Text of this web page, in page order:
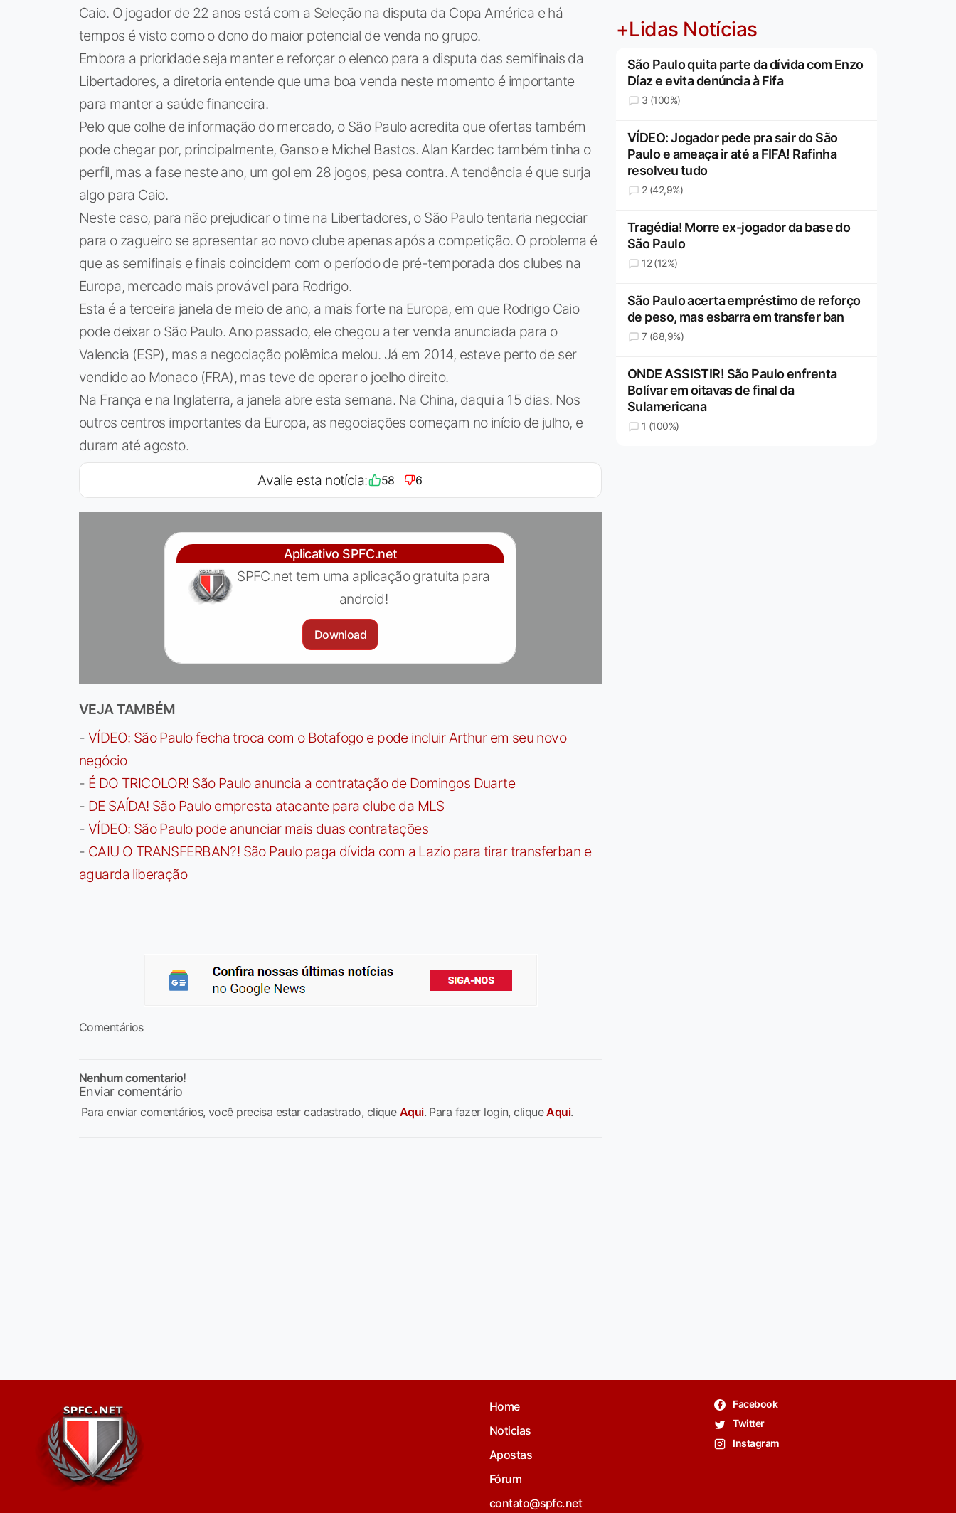
Caio. O jogador de 22 anos está com a Seleção na disputa da Copa América e há
tempos é visto como o dono do maior potencial de venda no grupo.
Embora a prioridade seja manter e reforçar o elenco para a disputa das semifinais da
Libertadores, a diretoria entende que uma boa venda neste momento é importante
para manter a saúde financeira.
Pelo que colhe de informação do mercado, o São Paulo acredita que ofertas também
pode chegar por, principalmente, Ganso e Michel Bastos. Alan Kardec também tinha o
perfil, mas a fase neste ano, um gol em 28 jogos, pesa contra. A tendência é que surja
algo para Caio.
Neste caso, para não prejudicar o time na Libertadores, o São Paulo tentaria negociar
para o zagueiro se apresentar ao novo clube apenas após a competição. O problema é
que as semifinais e finais coincidem com o período de pré-temporada dos clubes na
Europa, mercado mais provável para Rodrigo.
Esta é a terceira janela de meio de ano, a mais forte na Europa, em que Rodrigo Caio
pode deixar o São Paulo. Ano passado, ele chegou a ter venda anunciada para o
Valencia (ESP), mas a negociação polêmica melou. Já em 2014, esteve perto de ser
vendido ao Monaco (FRA), mas teve de operar o joelho direito.
Na França e na Inglaterra, a janela abre esta semana. Na China, daqui a 15 dias. Nos
outros centros importantes da Europa, as negociações começam no início de julho, e
duram até agosto.
Avalie esta notícia: 58 6
Aplicativo SPFC.net
SPFC.net tem uma aplicação gratuita para
android!
Download
VEJA TAMBÉM
- VÍDEO: São Paulo fecha troca com o Botafogo e pode incluir Arthur em seu novo
negócio
- É DO TRICOLOR! São Paulo anuncia a contratação de Domingos Duarte
- DE SAÍDA! São Paulo empresta atacante para clube da MLS
- VÍDEO: São Paulo pode anunciar mais duas contratações
- CAIU O TRANSFERBAN?! São Paulo paga dívida com a Lazio para tirar transferban e
aguarda liberação
Comentários
Nenhum comentario!
Enviar comentário
Para enviar comentários, você precisa estar cadastrado, clique Aqui. Para fazer login, cliqueAqui.
+Lidas Notícias
São Paulo quita parte da dívida com Enzo
Díaz e evita denúncia à Fifa
3 (100%)
VÍDEO: Jogador pede pra sair do São
Paulo e ameaça ir até a FIFA! Rafinha
resolveu tudo
2 (42,9%)
Tragédia! Morre ex-jogador da base do
São Paulo
12 (12%)
São Paulo acerta empréstimo de reforço
de peso, mas esbarra em transfer ban
7 (88,9%)
ONDE ASSISTIR! São Paulo enfrenta
Bolívar em oitavas de final da
Sulamericana
1 (100%)
Home
Noticias
Apostas
Fórum
contato@spfc.net
Facebook
Twitter
Instagram